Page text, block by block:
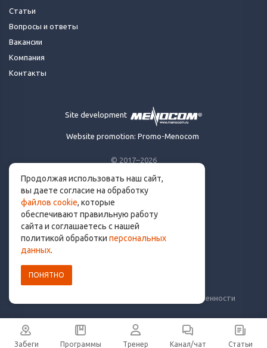
© 2017–2026
Made for runners.
By runners. With ❤
info@get.run
Уведомление о рисках и ограничение ответственности
Статьи
Вопросы и ответы
Вакансии
Компания
Контакты
Site development
Website promotion: Promo-Menocom
Забеги Программы Тренер Канал/чат Статьи
Продолжая использовать наш сайт,
вы даете согласие на обработку
файлов cookie, которые
обеспечивают правильную работу
сайта и соглашаетесь с нашей
политикой обработки персональных
данных.
ПОНЯТНО